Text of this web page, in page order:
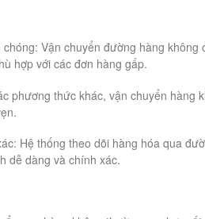
Vận chuyển đường hàng
hợp với các đơn hàng gấp.
phương thức khác, vận chuyển hàng
Hệ thống theo dõi hàng hóa qua
dễ dàng và chính xác.